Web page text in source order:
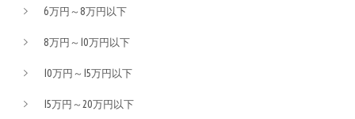
6万円～8万円以下
8万円～10万円以下
10万円～15万円以下
15万円～20万円以下